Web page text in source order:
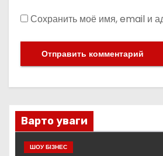
Сохранить моё имя, email и
Варто уваги
ШОУ БІЗНЕС